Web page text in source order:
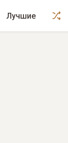
Лучшие